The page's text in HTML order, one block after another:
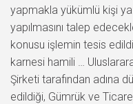
yapmakla yükümlü kişi
yapılmasını talep
konusu işlemin tesis
karnesi hamili …
Şirketi tarafından adına
edildiği, Gümrük ve